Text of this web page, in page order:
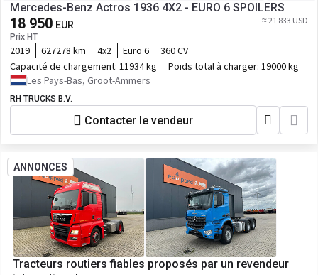
Mercedes-Benz Actros 1936 4X2 - EURO 6 SPOILERS
18 950 EUR
Prix HT
≈ 21 833 USD
2019 627278 km 4x2 Euro 6
360 CV
Capacité de chargement: 11934 kg Poids total à charger: 19000 kg
Les Pays-Bas, Groot-Ammers
RH TRUCKS B.V.
Contacter le vendeur
ANNONCES
Tracteurs routiers fiables proposés par un revendeur